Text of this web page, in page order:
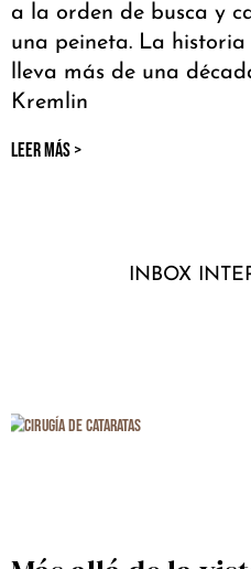
a la orden de busca y
una peineta. La
lleva más de una
Kremlin
LEER MÁS >
INBOX